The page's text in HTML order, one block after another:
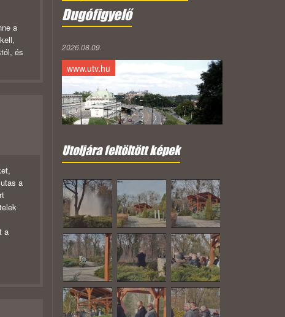
a
és
a
a
Dugófigyelő
2026.08.09.
www.utv.hu
Utoljára feltöltött képek